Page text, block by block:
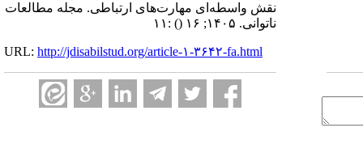
نقش واسطه‌ای مهارت‌های ارتباطی. مجله مطالعات
ناتوانی. ۱۴۰۵; ۱۶
() :۱۱
URL: http://jdisabilstud.org/article-۱-۳۶۴۲-fa.html